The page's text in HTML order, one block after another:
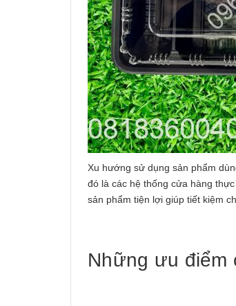
Xu hướng sử dụng sản phẩm
đó là các hệ thống cửa hàng
sản phẩm tiện lợi giúp tiết kiệm
Những ưu điểm